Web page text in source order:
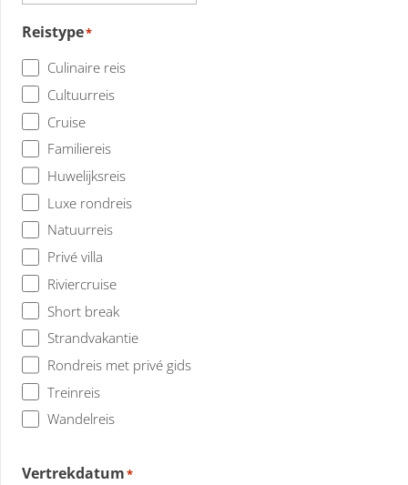
Reistype*
Culinaire reis
Cultuurreis
Cruise
Familiereis
Huwelijksreis
Luxe rondreis
Natuurreis
Privé villa
Riviercruise
Short break
Strandvakantie
Rondreis met privé gids
Treinreis
Wandelreis
Vertrekdatum*